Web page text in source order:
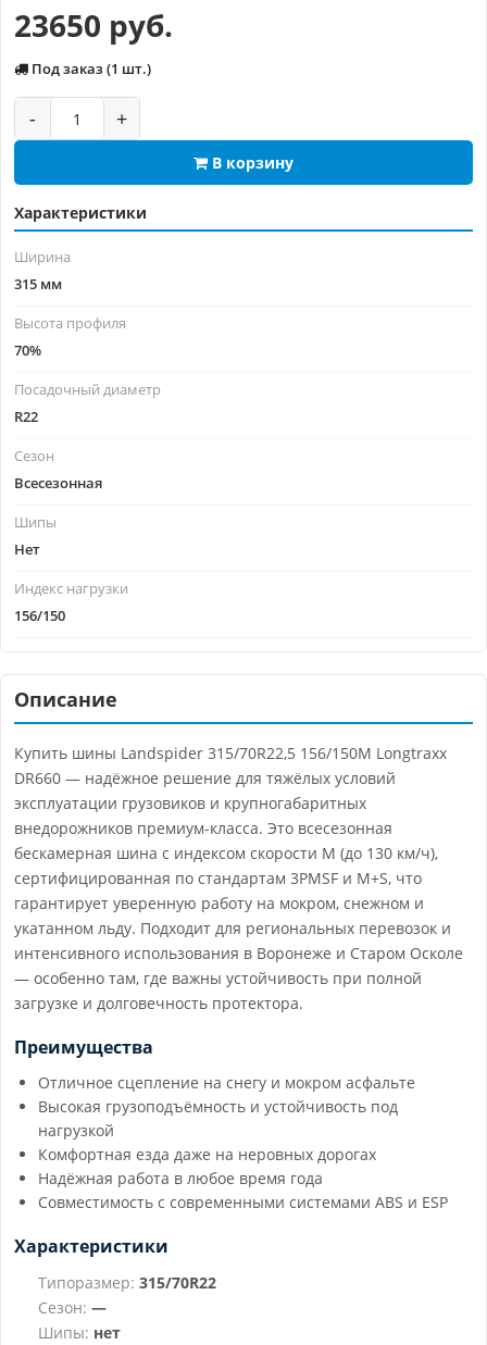
23650 руб.
Под заказ (1 шт.)
- +
В корзину
Характеристики
Ширина
315 мм
Высота профиля
70%
Посадочный диаметр
R22
Сезон
Всесезонная
Шипы
Нет
Индекс нагрузки
156/150
Описание
Купить шины Landspider 315/70R22,5 156/150M Longtraxx
DR660 — надёжное решение для тяжёлых условий
эксплуатации грузовиков и крупногабаритных
внедорожников премиум-класса. Это всесезонная
бескамерная шина с индексом скорости M (до 130 км/ч),
сертифицированная по стандартам 3PMSF и M+S, что
гарантирует уверенную работу на мокром, снежном и
укатанном льду. Подходит для региональных перевозок и
интенсивного использования в Воронеже и Старом Осколе
— особенно там, где важны устойчивость при полной
загрузке и долговечность протектора.
Преимущества
Отличное сцепление на снегу и мокром асфальте
Высокая грузоподъёмность и устойчивость под
нагрузкой
Комфортная езда даже на неровных дорогах
Надёжная работа в любое время года
Совместимость с современными системами ABS и ESP
Характеристики
Типоразмер: 315/70R22
Сезон: —
Шипы: нет